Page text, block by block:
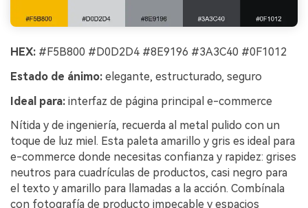
HEX: #F5B800 #D0D2D4 #8E9196 #3A3C40 #0F1012
Estado de ánimo: elegante, estructurado, seguro
Ideal para: interfaz de página principal e-commerce
Nítida y de ingeniería, recuerda al metal pulido con un
toque de luz miel. Esta paleta amarillo y gris es ideal para
e-commerce donde necesitas confianza y rapidez: grises
neutros para cuadrículas de productos, casi negro para
el texto y amarillo para llamadas a la acción. Combínala
con fotografía de producto impecable y espacios